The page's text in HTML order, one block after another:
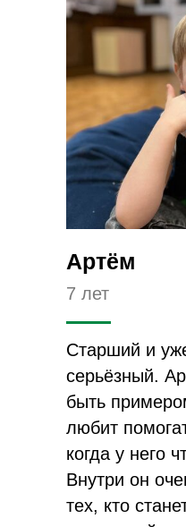
Артём
7 лет
Старший и
серьёзный.
быть
любит
когда у него
Внутри он
тех, кто